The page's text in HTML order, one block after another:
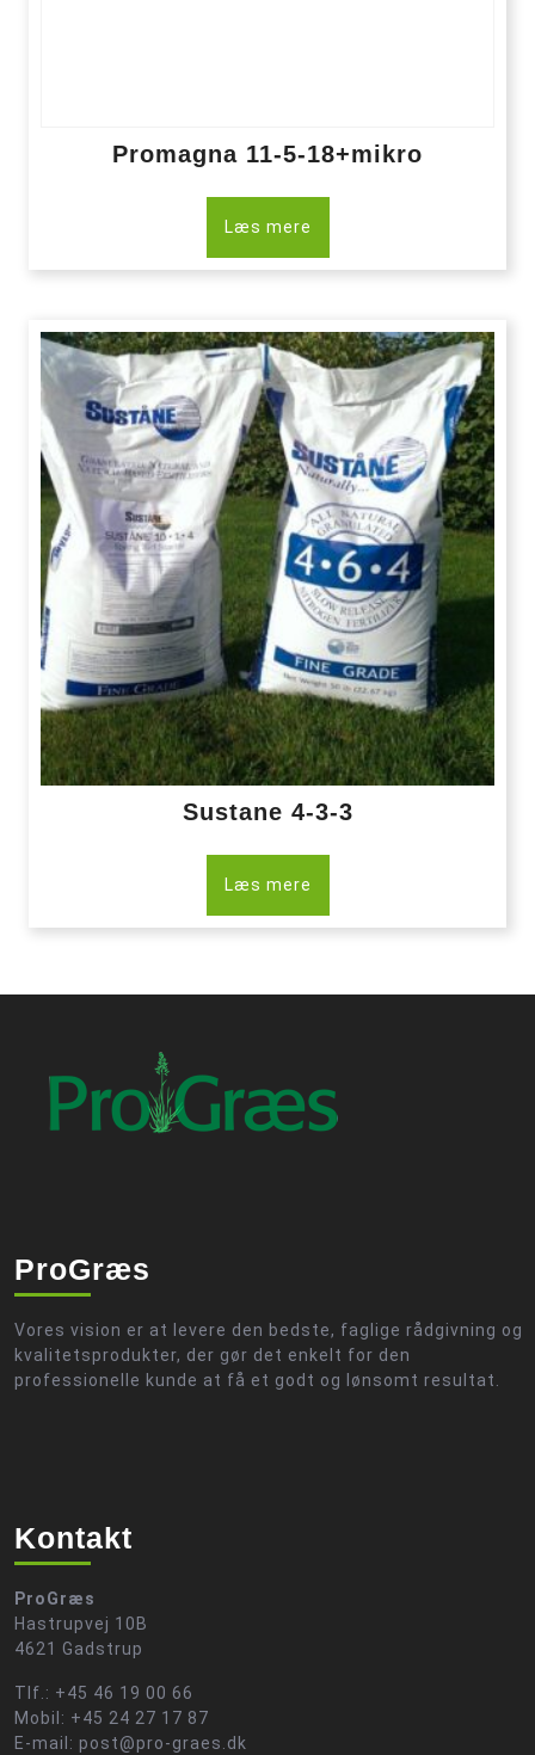
Promagna 11-5-18+mikro
Læs mere
Sustane 4-3-3
Læs mere
ProGræs
Vores vision er at levere den bedste, faglige rådgivning og
kvalitetsprodukter, der gør det enkelt for den
professionelle kunde at få et godt og lønsomt resultat.
Kontakt
ProGræs
Hastrupvej 10B
4621 Gadstrup
Tlf.: +45 46 19 00 66
Mobil: +45 24 27 17 87
E-mail: post@pro-graes.dk